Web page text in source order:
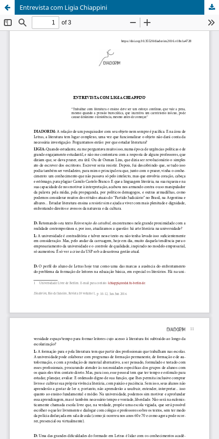
Entrevista com Ligia Chiappini